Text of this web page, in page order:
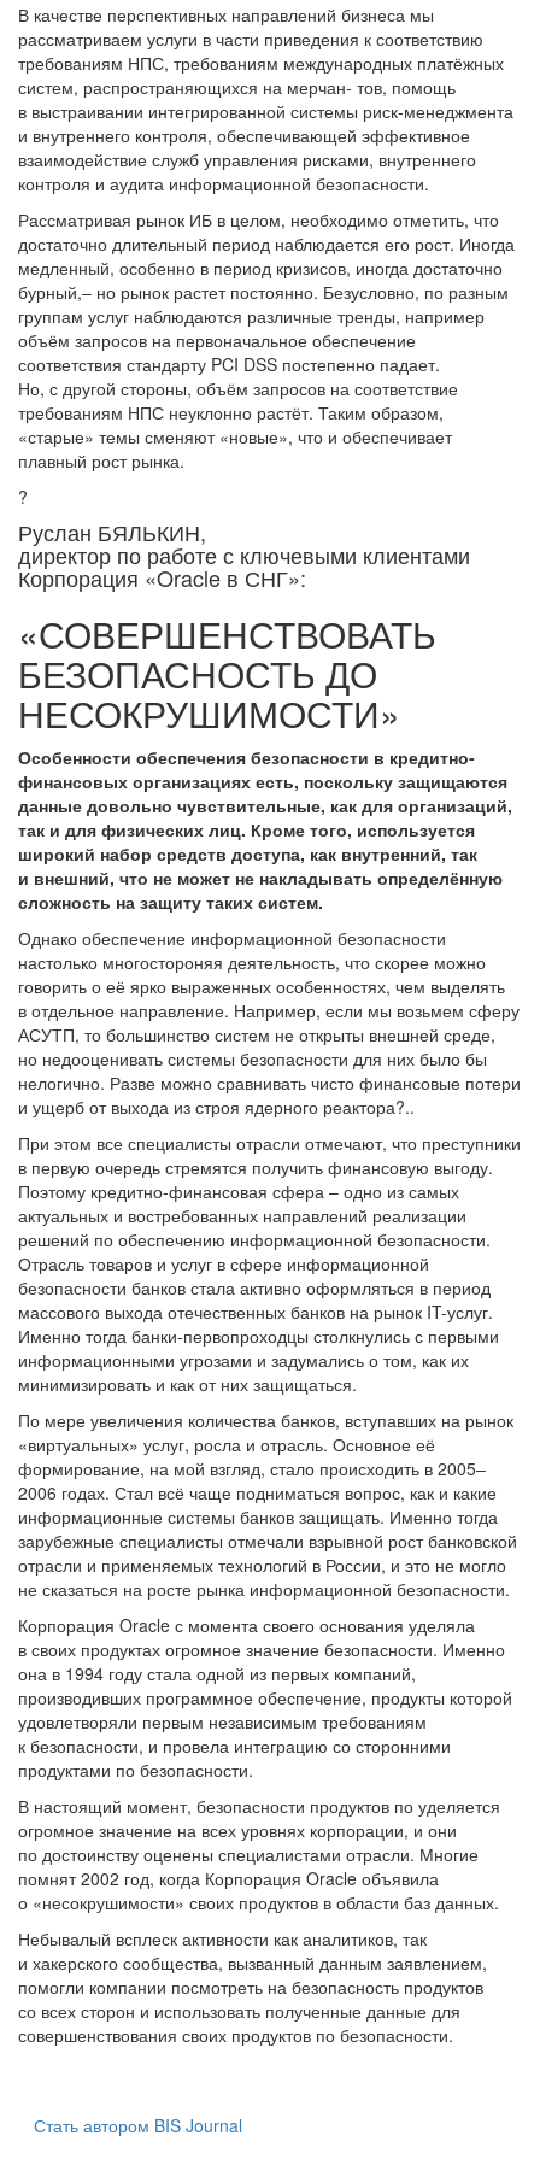
В качестве перспективных направлений бизнеса мы
рассматриваем услуги в части приведения к соответствию
требованиям НПС, требованиям международных платёжных
систем, распространяющихся на мерчан- тов, помощь
в выстраивании интегрированной системы риск-менеджмента
и внутреннего контроля, обеспечивающей эффективное
взаимодействие служб управления рисками, внутреннего
контроля и аудита информационной безопасности.
Рассматривая рынок ИБ в целом, необходимо отметить, что
достаточно длительный период наблюдается его рост. Иногда
медленный, особенно в период кризисов, иногда достаточно
бурный,– но рынок растет постоянно. Безусловно, по разным
группам услуг наблюдаются различные тренды, например
объём запросов на первоначальное обеспечение
соответствия стандарту PCI DSS постепенно падает.
Но, с другой стороны, объём запросов на соответствие
требованиям НПС неуклонно растёт. Таким образом,
«старые» темы сменяют «новые», что и обеспечивает
плавный рост рынка.
?
Руслан БЯЛЬКИН,
директор по работе с ключевыми клиентами
Корпорация «Oracle в СНГ»:
«СОВЕРШЕНСТВОВАТЬ
БЕЗОПАСНОСТЬ ДО
НЕСОКРУШИМОСТИ»
Особенности обеспечения безопасности в кредитно-
финансовых организациях есть, поскольку защищаются
данные довольно чувствительные, как для организаций,
так и для физических лиц. Кроме того, используется
широкий набор средств доступа, как внутренний, так
и внешний, что не может не накладывать определённую
сложность на защиту таких систем.
Однако обеспечение информационной безопасности
настолько многостороняя деятельность, что скорее можно
говорить о её ярко выраженных особенностях, чем выделять
в отдельное направление. Например, если мы возьмем сферу
АСУТП, то большинство систем не открыты внешней среде,
но недооценивать системы безопасности для них было бы
нелогично. Разве можно сравнивать чисто финансовые потери
и ущерб от выхода из строя ядерного реактора?..
При этом все специалисты отрасли отмечают, что преступники
в первую очередь стремятся получить финансовую выгоду.
Поэтому кредитно-финансовая сфера – одно из самых
актуальных и востребованных направлений реализации
решений по обеспечению информационной безопасности.
Отрасль товаров и услуг в сфере информационной
безопасности банков стала активно оформляться в период
массового выхода отечественных банков на рынок IT-услуг.
Именно тогда банки-первопроходцы столкнулись с первыми
информационными угрозами и задумались о том, как их
минимизировать и как от них защищаться.
По мере увеличения количества банков, вступавших на рынок
«виртуальных» услуг, росла и отрасль. Основное её
формирование, на мой взгляд, стало происходить в 2005–
2006 годах. Стал всё чаще подниматься вопрос, как и какие
информационные системы банков защищать. Именно тогда
зарубежные специалисты отмечали взрывной рост банковской
отрасли и применяемых технологий в России, и это не могло
не сказаться на росте рынка информационной безопасности.
Корпорация Oracle с момента своего основания уделяла
в своих продуктах огромное значение безопасности. Именно
она в 1994 году стала одной из первых компаний,
производивших программное обеспечение, продукты которой
удовлетворяли первым независимым требованиям
к безопасности, и провела интеграцию со сторонними
продуктами по безопасности.
В настоящий момент, безопасности продуктов по уделяется
огромное значение на всех уровнях корпорации, и они
по достоинству оценены специалистами отрасли. Многие
помнят 2002 год, когда Корпорация Oracle объявила
о «несокрушимости» своих продуктов в области баз данных.
Небывалый всплеск активности как аналитиков, так
и хакерского сообщества, вызванный данным заявлением,
помогли компании посмотреть на безопасность продуктов
со всех сторон и использовать полученные данные для
совершенствования своих продуктов по безопасности.
Стать автором BIS Journal